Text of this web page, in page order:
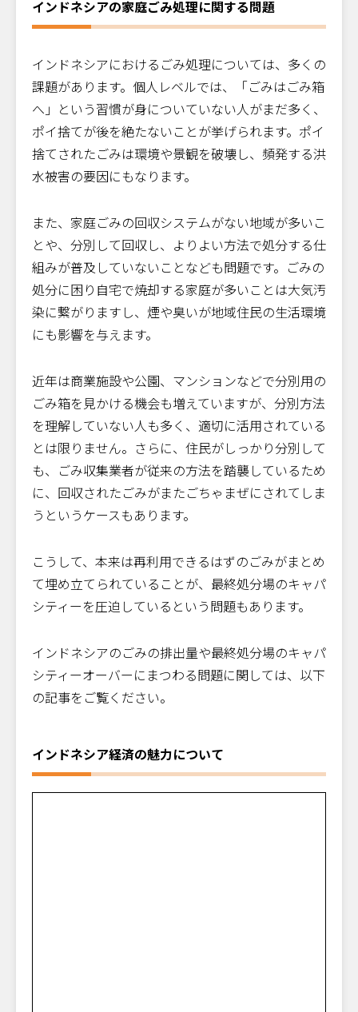
インドネシアの家庭ごみ処理に関する問題
インドネシアにおけるごみ処理については、多くの
課題があります。個人レベルでは、「ごみはごみ箱
へ」という習慣が身についていない人がまだ多く、
ポイ捨てが後を絶たないことが挙げられます。ポイ
捨てされたごみは環境や景観を破壊し、頻発する洪
水被害の要因にもなります。
また、家庭ごみの回収システムがない地域が多いこ
とや、分別して回収し、よりよい方法で処分する仕
組みが普及していないことなども問題です。ごみの
処分に困り自宅で焼却する家庭が多いことは大気汚
染に繋がりますし、煙や臭いが地域住民の生活環境
にも影響を与えます。
近年は商業施設や公園、マンションなどで分別用の
ごみ箱を見かける機会も増えていますが、分別方法
を理解していない人も多く、適切に活用されている
とは限りません。さらに、住民がしっかり分別して
も、ごみ収集業者が従来の方法を踏襲しているため
に、回収されたごみがまたごちゃまぜにされてしま
うというケースもあります。
こうして、本来は再利用できるはずのごみがまとめ
て埋め立てられていることが、最終処分場のキャパ
シティーを圧迫しているという問題もあります。
インドネシアのごみの排出量や最終処分場のキャパ
シティーオーバーにまつわる問題に関しては、以下
の記事をご覧ください。
インドネシア経済の魅力について